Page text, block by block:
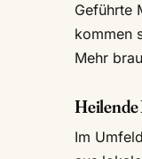
Geführte
kommen
Mehr
Heilende
Im